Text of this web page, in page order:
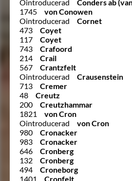
Ointroducerad
Conders ab
1745
von Conowen
Ointroducerad
Cornet
473
Coyet
117
Coyet
743
Crafoord
214
Crail
567
Crantzfelt
Ointroducerad
Crausenstein
713
Cremer
48
Creutz
200
Creutzhammar
1821
von Cron
Ointroducerad
von Cron
980
Cronacker
983
Cronacker
646
Cronberg
132
Cronberg
494
Croneborg
1401
Cronfelt